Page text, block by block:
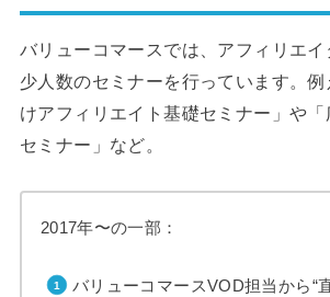
バリューコマースでは、アフィリエ
少人数のセミナーを行っています。
けアフィリエイト基礎セミナー」や
セミナー」など。
2017年〜の一部：
バリューコマースVOD担当から“